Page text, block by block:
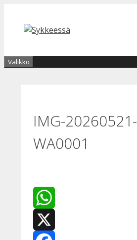
sisältöön
Valikko
IMG-20260521-
WA0001
WhatsApp